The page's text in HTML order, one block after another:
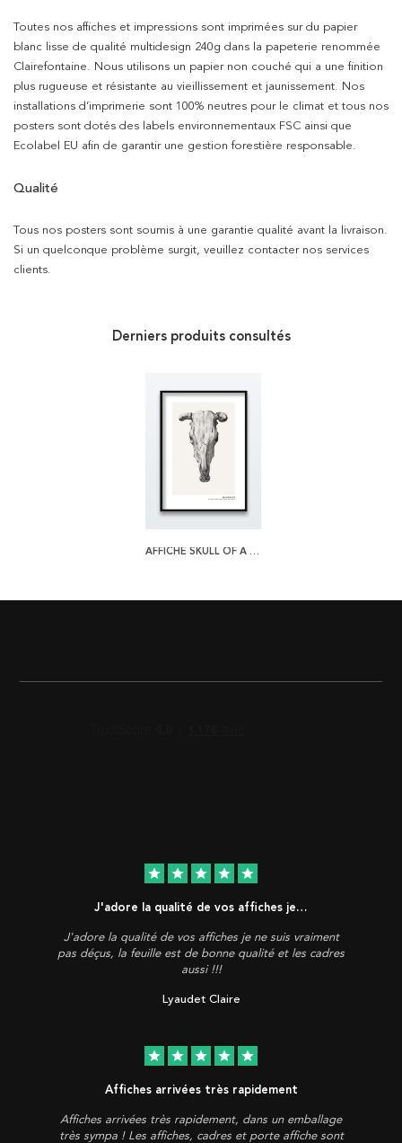
Toutes nos affiches et impressions sont imprimées sur du papier
blanc lisse de qualité multidesign 240g dans la papeterie renommée
Clairefontaine. Nous utilisons un papier non couché qui a une finition
plus rugueuse et résistante au vieillissement et jaunissement. Nos
installations d’imprimerie sont 100% neutres pour le climat et tous nos
posters sont dotés des labels environnementaux FSC ainsi que
Ecolabel EU afin de garantir une gestion forestière responsable.
Qualité
Tous nos posters sont soumis à une garantie qualité avant la livraison.
Si un quelconque problème surgit, veuillez contacter nos services
clients.
Derniers produits consultés
AFFICHE SKULL OF A COW 2
star star star star star
J'adore la qualité de vos affiches je…
J'adore la qualité de vos affiches je ne suis vraiment
pas déçus, la feuille est de bonne qualité et les cadres
aussi !!!
Lyaudet Claire
star star star star star
Affiches arrivées très rapidement
Affiches arrivées très rapidement, dans un emballage
très sympa ! Les affiches, cadres et porte affiche sont